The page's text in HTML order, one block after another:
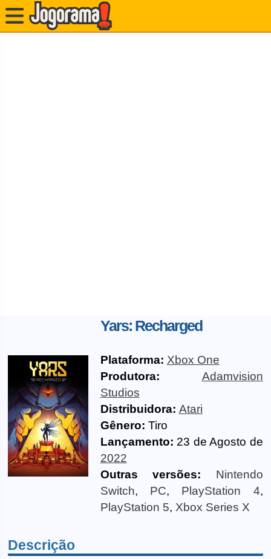
Yars: Recharged
Plataforma: Xbox One
Produtora:
Adamvision
Studios
Distribuidora: Atari
Gênero: Tiro
Lançamento: 23 de Agosto de
2022
Outras versões:
Nintendo
Switch, PC, PlayStation 4,
PlayStation 5, Xbox Series X
Descrição